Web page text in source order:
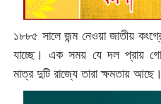
১৮৮৫ সালে জন্ম নেওয়া জাতীয়
যাচ্ছে। এক সময় যে দল প্রায়
মাত্র দুটি রাজ্যে তারা ক্ষমতায় আছে।